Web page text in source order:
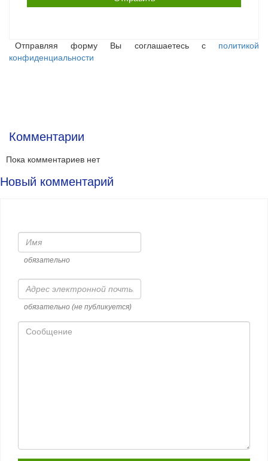
Отправляя форму Вы соглашаетесь с политикой
конфиденциальности
Комментарии
Пока комментариев нет
Новый комментарий
Имя
обязательно
Адрес
электронной
почты
обязательно (не публикуется)
Сообщение